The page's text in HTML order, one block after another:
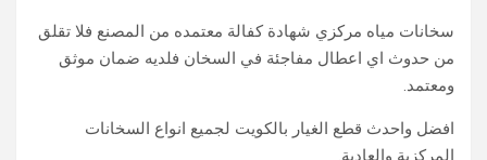
سخانات مياه مركزي شهادة كفالة معتمده من المصنع فلا تقلق
من حدوث اي اعطال مفاجئة في السخان فلديه ضمان موثق
ومعتمد.
افضل واحدث قطع الغيار بالكويت لجميع انواع السخانات
المركزية والعادية.